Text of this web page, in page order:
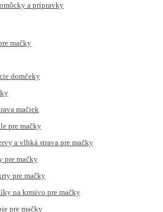
a prípravky
mačky
domčeky
mačiek
pre mačky
a vlhká strava pre mačky
pre mačky
pre mačky
na krmivo pre mačky
pre mačky